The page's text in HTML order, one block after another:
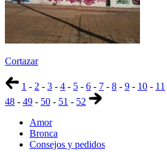
Cortazar
1 - 2 - 3 - 4 - 5 - 6 - 7 - 8 - 9 - 10 - 11
48 - 49 - 50 - 51 - 52
Amor
Bronca
Consejos y pedidos